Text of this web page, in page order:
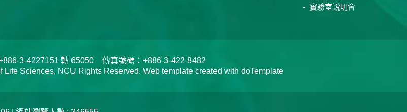
實驗室說明會
3-4227151 轉 65050 傳真號碼：+886-3-422-8482
Sciences, NCU Rights Reserved. Web template created with doTemplate